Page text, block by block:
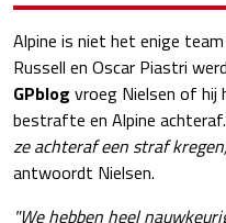
Alpine is niet het enige
Russell en Oscar Piastri
GPblog vroeg Nielsen of hij
bestrafte en Alpine achteraf.
ze achteraf een straf
antwoordt Nielsen.
"We hebben heel